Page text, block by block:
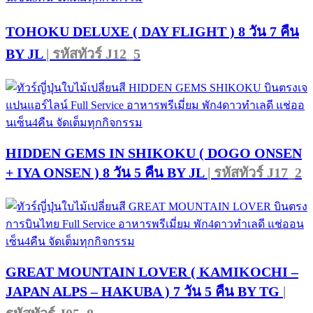
TOHOKU DELUXE ( DAY FLIGHT ) 8 วัน 7 คืน
BY JL | รหัสทัวร์ J12_5
HIDDEN GEMS IN SHIKOKU ( DOGO ONSEN
+ IYA ONSEN ) 8 วัน 5 คืน BY JL | รหัสทัวร์ J17_2
GREAT MOUNTAIN LOVER ( KAMIKOCHI –
JAPAN ALPS – HAKUBA ) 7 วัน 5 คืน BY TG |